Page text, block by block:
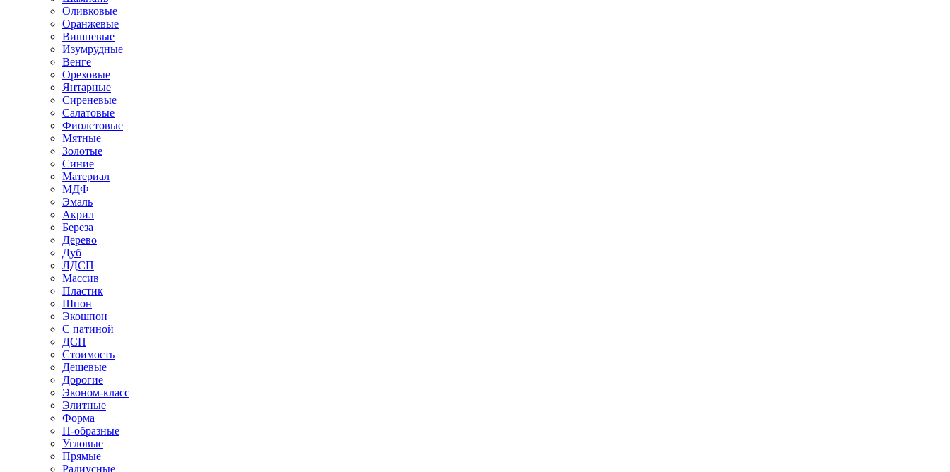
Оливковые
Оранжевые
Вишневые
Изумрудные
Венге
Ореховые
Янтарные
Сиреневые
Салатовые
Фиолетовые
Мятные
Золотые
Синие
Материал
МДФ
Эмаль
Акрил
Береза
Дерево
Дуб
ЛДСП
Массив
Пластик
Шпон
Экошпон
С патиной
ДСП
Стоимость
Дешевые
Дорогие
Эконом-класс
Элитные
Форма
П-образные
Угловые
Прямые
Радиусные